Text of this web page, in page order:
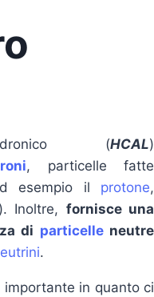
(HCAL)
, particelle fatte
esempio il protone,
). Inoltre, fornisce una
di particelleneutre
.
in quanto ci